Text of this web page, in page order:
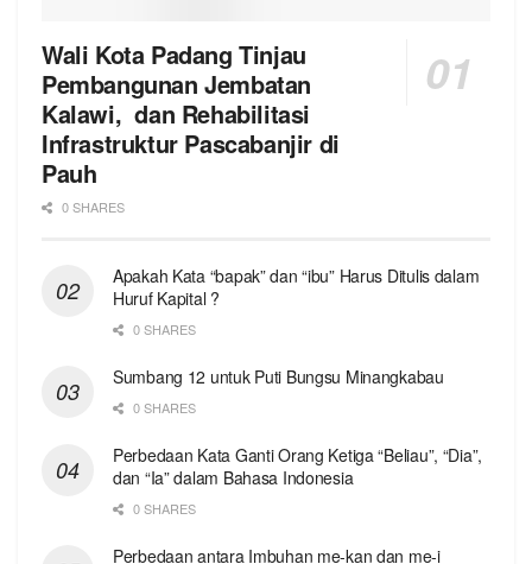
Wali Kota Padang Tinjau
Pembangunan Jembatan
Kalawi, dan Rehabilitasi
Infrastruktur Pascabanjir di
Pauh
0 SHARES
Apakah Kata “bapak” dan “ibu” Harus Ditulis dalam
Huruf Kapital ?
0 SHARES
Sumbang 12 untuk Puti Bungsu Minangkabau
0 SHARES
Perbedaan Kata Ganti Orang Ketiga “Beliau”, “Dia”,
dan “Ia” dalam Bahasa Indonesia
0 SHARES
Perbedaan antara Imbuhan me-kan dan me-i